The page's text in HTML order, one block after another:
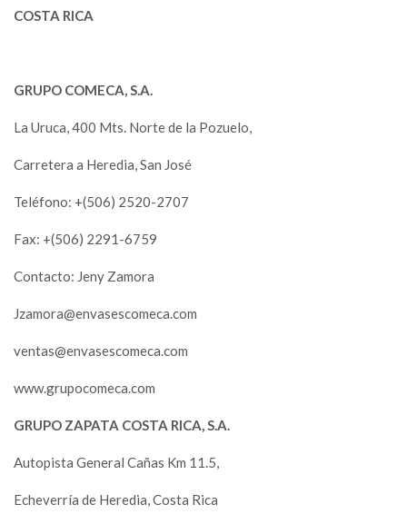
COSTA RICA
GRUPO COMECA, S.A.
La Uruca, 400 Mts. Norte de la Pozuelo,
Carretera a Heredia, San José
Teléfono: +(506) 2520-2707
Fax: +(506) 2291-6759
Contacto: Jeny Zamora
Jzamora@envasescomeca.com
ventas@envasescomeca.com
www.grupocomeca.com
GRUPO ZAPATA COSTA RICA, S.A.
Autopista General Cañas Km 11.5,
Echeverría de Heredia, Costa Rica